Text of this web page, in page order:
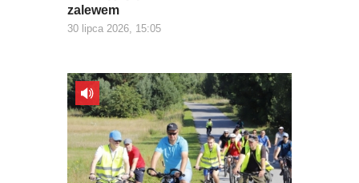
zalewem
30 lipca 2026, 15:05